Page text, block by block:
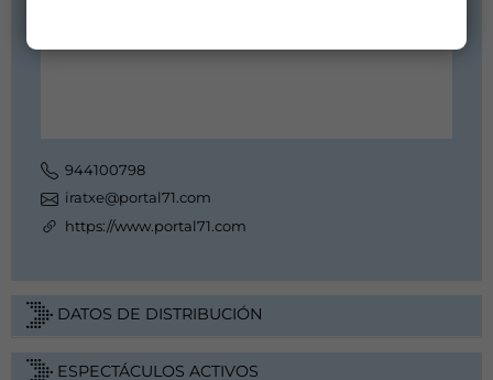
944100798
iratxe@portal71.com
https://www.portal71.com
DATOS DE DISTRIBUCIÓN
ESPECTÁCULOS ACTIVOS